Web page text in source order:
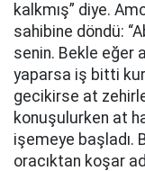
kalkmış” diye.
sahibine döndü:
senin. Bekle eğer
yaparsa iş bitti
gecikirse at
konuşulurken at
işemeye başladı.
oracıktan koşar